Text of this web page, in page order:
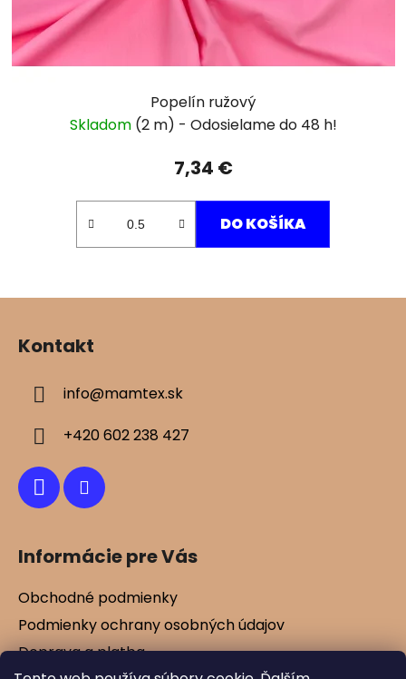
Popelín ružový
Skladom (2 m)
7,34 €
DO KOŠÍKA
Kontakt
info@mamtex.sk
+420 602 238 427
Informácie pre Vás
Obchodné podmienky
Podmienky ochrany osobných údajov
Doprava a platba